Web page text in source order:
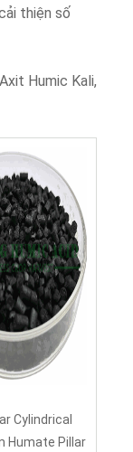
thiện số
Humic Kali,
Cylindrical
Humate Pillar